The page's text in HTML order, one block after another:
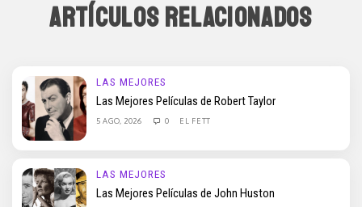
ARTÍCULOS RELACIONADOS
LAS MEJORES
Las Mejores Películas de Robert Taylor
5 AGO, 2026 0 EL FETT
LAS MEJORES
Las Mejores Películas de John Huston